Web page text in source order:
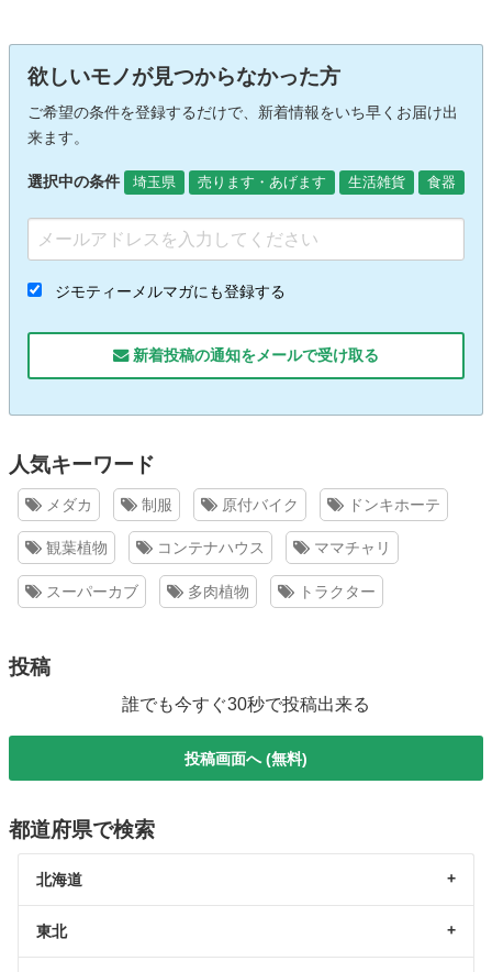
欲しいモノが見つからなかった方
ご希望の条件を登録するだけで、新着情報をいち早くお届け出
来ます。
選択中の条件 埼玉県 売ります・あげます 生活雑貨 食器
ジモティーメルマガにも登録する
新着投稿の通知をメールで受け取る
人気キーワード
メダカ 制服 原付バイク ドンキホーテ
観葉植物 コンテナハウス ママチャリ
スーパーカブ 多肉植物 トラクター
投稿
誰でも今すぐ30秒で投稿出来る
投稿画面へ (無料)
都道府県で検索
北海道
東北